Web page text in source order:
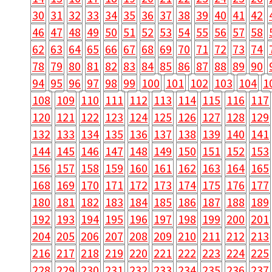
30 31 32 33 34 35 36 37 38 39 40 41 42
46 47 48 49 50 51 52 53 54 55 56 57 58
62 63 64 65 66 67 68 69 70 71 72 73 74
78 79 80 81 82 83 84 85 86 87 88 89 90
94 95 96 97 98 99 100 101 102 103 104
108 109 110 111 112 113 114 115 116 117
120 121 122 123 124 125 126 127 128 129
132 133 134 135 136 137 138 139 140 141
144 145 146 147 148 149 150 151 152 153
156 157 158 159 160 161 162 163 164 165
168 169 170 171 172 173 174 175 176 177
180 181 182 183 184 185 186 187 188 189
192 193 194 195 196 197 198 199 200 201
204 205 206 207 208 209 210 211 212 213
216 217 218 219 220 221 222 223 224 225